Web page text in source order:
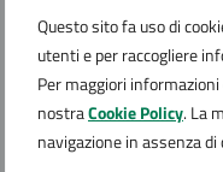
Questo sito fa uso di
utenti e per raccogliere
Per maggiori
nostraCookie Policy. La
navigazione in assenza di
Contatta il
Leggi le